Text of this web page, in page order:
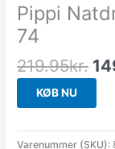
Pippi
74
219.95kr.
KØB NU
Varenummer (SKU):